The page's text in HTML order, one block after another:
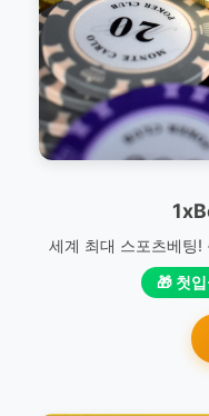
세계 최대 스포츠베팅!
🎁 첫